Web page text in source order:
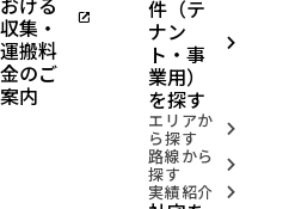
収集・
運搬料
金のご
案内
open_in_new 件（テ
ナン
ト・事
業用）
を探す
arrow_forward_ios
エリアか
ら探す arrow_forward_ios
路線から
探す arrow_forward_ios
実績紹介 arrow_forward_ios